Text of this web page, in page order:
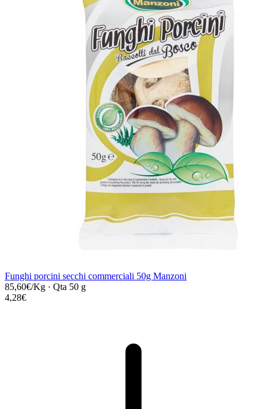
Funghi porcini secchi commerciali 50g Manzoni
85,60€/Kg · Qta 50 g
4,28€